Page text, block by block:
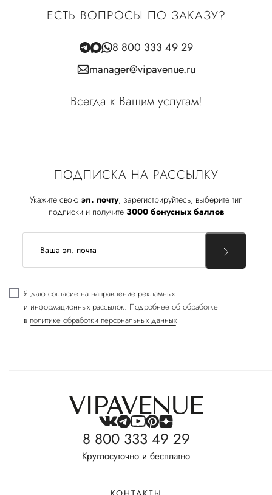
ПОДПИСКА НА РАССЫЛКУ
Укажите свою эл. почту, зарегистрируйтесь, выберите тип
подписки и получите 3000 бонусных баллов
Я даю согласие на направление рекламных
и информационных рассылок. Подробнее об обработке
в политике обработки персональных данных
ЕСТЬ ВОПРОСЫ ПО ЗАКАЗУ?
8 800 333 49 29
manager@vipavenue.ru
Всегда к Вашим услугам!
8 800 333 49 29
Круглосуточно и бесплатно